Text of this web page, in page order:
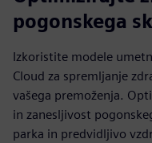
pogonskega
Izkoristite modele
Cloud za spremljanje
vašega premoženja.
in zanesljivost
parka in predvidljivo